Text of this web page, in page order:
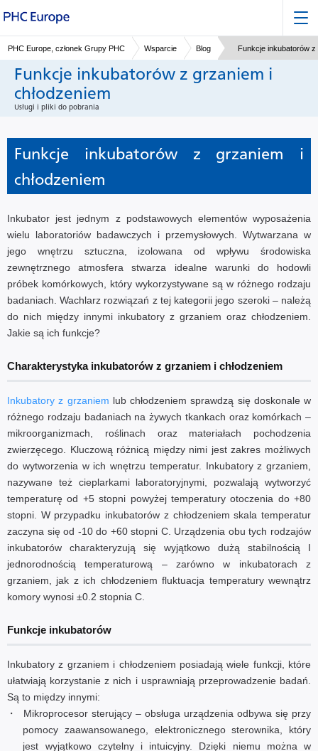
PHC Europe, członek Grupy PHC Wsparcie Blog Funkcje inkubatorów z
Funkcje inkubatorów z grzaniem i
chłodzeniem
Usługi i pliki do pobrania
Funkcje inkubatorów z grzaniem i
chłodzeniem
Inkubator jest jednym z podstawowych elementów wyposażenia
wielu laboratoriów badawczych i przemysłowych. Wytwarzana w
jego wnętrzu sztuczna, izolowana od wpływu środowiska
zewnętrznego atmosfera stwarza idealne warunki do hodowli
próbek komórkowych, który wykorzystywane są w różnego rodzaju
badaniach. Wachlarz rozwiązań z tej kategorii jego szeroki – należą
do nich między innymi inkubatory z grzaniem oraz chłodzeniem.
Jakie są ich funkcje?
Charakterystyka inkubatorów z grzaniem i chłodzeniem
Inkubatory z grzaniem lub chłodzeniem sprawdzą się doskonale w
różnego rodzaju badaniach na żywych tkankach oraz komórkach –
mikroorganizmach, roślinach oraz materiałach pochodzenia
zwierzęcego. Kluczową różnicą między nimi jest zakres możliwych
do wytworzenia w ich wnętrzu temperatur. Inkubatory z grzaniem,
nazywane też cieplarkami laboratoryjnymi, pozwalają wytworzyć
temperaturę od +5 stopni powyżej temperatury otoczenia do +80
stopni. W przypadku inkubatorów z chłodzeniem skala temperatur
zaczyna się od -10 do +60 stopni C. Urządzenia obu tych rodzajów
inkubatorów charakteryzują się wyjątkowo dużą stabilnością I
jednorodnością temperaturową – zarówno w inkubatorach z
grzaniem, jak z ich chłodzeniem fluktuacja temperatury wewnątrz
komory wynosi ±0.2 stopnia C.
Funkcje inkubatorów
Inkubatory z grzaniem i chłodzeniem posiadają wiele funkcji, które
ułatwiają korzystanie z nich i usprawniają przeprowadzenie badań.
Są to między innymi:
Mikroprocesor sterujący – obsługa urządzenia odbywa się przy
pomocy zaawansowanego, elektronicznego sterownika, który
jest wyjątkowo czytelny i intuicyjny. Dzięki niemu można w